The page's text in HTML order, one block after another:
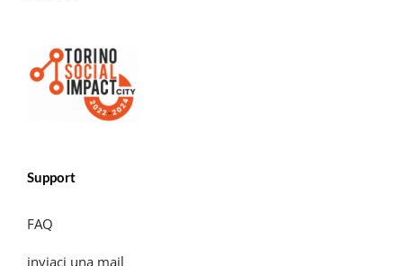
Support
FAQ
inviaci una mail